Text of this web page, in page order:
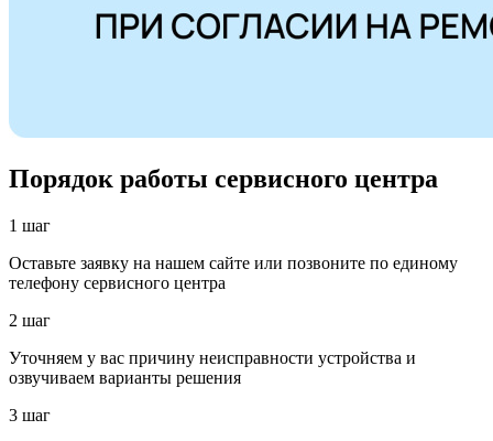
Порядок работы сервисного центра
1 шаг
Оставьте заявку на нашем сайте или позвоните по единому
телефону сервисного центра
2 шаг
Уточняем у вас причину неисправности устройства и
озвучиваем варианты решения
3 шаг